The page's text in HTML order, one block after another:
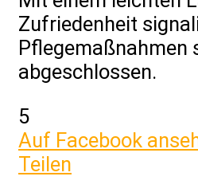
Zufriedenheit
Pflegemaßnahmen
abgeschlossen.
5
Auf Facebook
Teilen